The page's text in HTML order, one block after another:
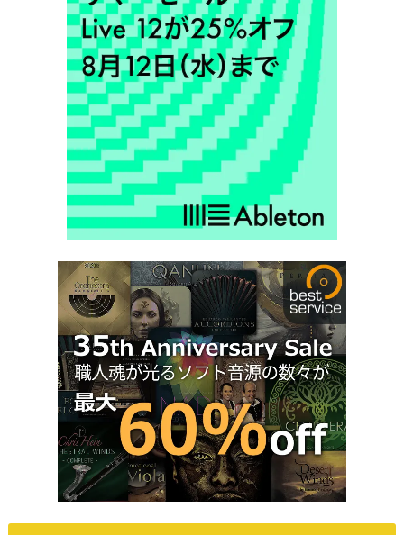
Computer Muisc Japan公式LINEアカウントの友だちにな
ると更新情報を受け取れます